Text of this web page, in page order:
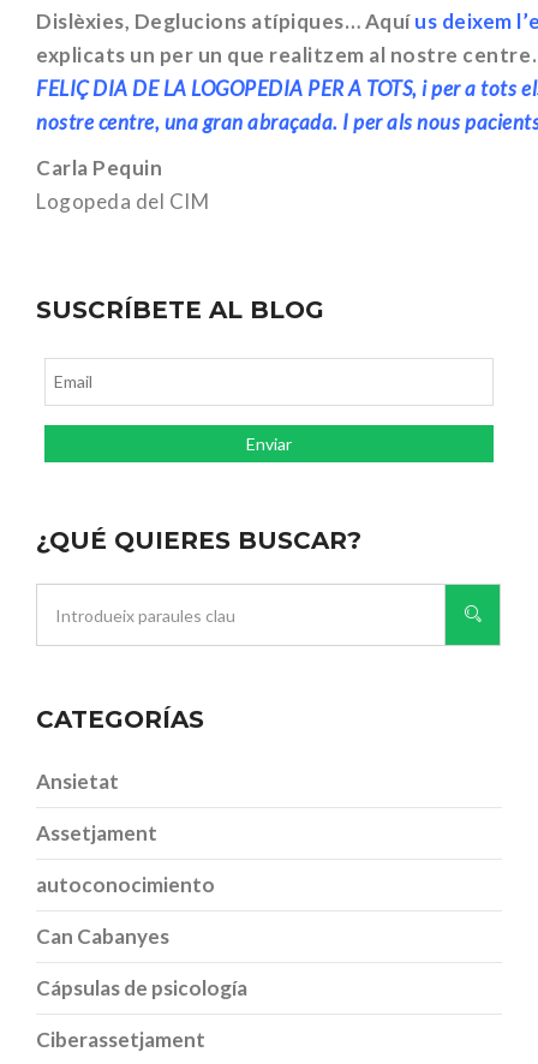
Dislèxies, Deglucions atípiques… Aquíus deixem
explicats un per un que realitzem al nostre centre.
FELIÇ DIA DE LA LOGOPEDIA PER A TOTS, i per a
nostre centre, una gran abraçada. I per als nous
Carla Pequin
Logopeda del CIM
SUSCRÍBETE AL BLOG
¿QUÉ QUIERES BUSCAR?
CATEGORÍAS
Ansietat
Assetjament
autoconocimiento
Can Cabanyes
Cápsulas de psicología
Ciberassetjament